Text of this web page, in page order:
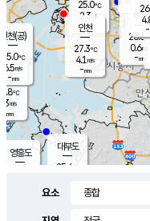
의도
℃
m/s
mm
영흥도
대부도
25.4
25.0℃
2.3 m/s
-mm
mm
부천
26.6
0.6m/s
-mm
인천(공)
25.0℃
6.5m/s
-mm
-
인천
27.3℃
4.1 m/s
-mm
요소